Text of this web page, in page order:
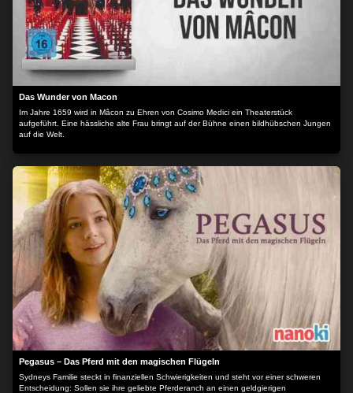
gemeinsam ist: sie tun sich schwer, mit ihren stetig wachsenden emotionalen
Bedürfnissen zurechtzukommen. Dies gelingt der Familie schließlich auf mal
abscheuliche und mal erfreuliche Art und Weise… Der Inhalt wird bereitgestellt von:
PLAION PICTURES GmbH, Lochhamer Str. 9, 82152 Planegg/München
Das Wunder von Macon
Im Jahre 1659 wird in Mâcon zu Ehren von Cosimo Medici ein Theaterstück
aufgeführt. Eine hässliche alte Frau bringt auf der Bühne einen bildhübschen Jungen
auf die Welt.
Pegasus – Das Pferd mit den magischen Flügeln
Sydneys Familie steckt in finanziellen Schwierigkeiten und steht vor einer schweren
Entscheidung: Sollen sie ihre geliebte Pferderanch an einen geldgierigen